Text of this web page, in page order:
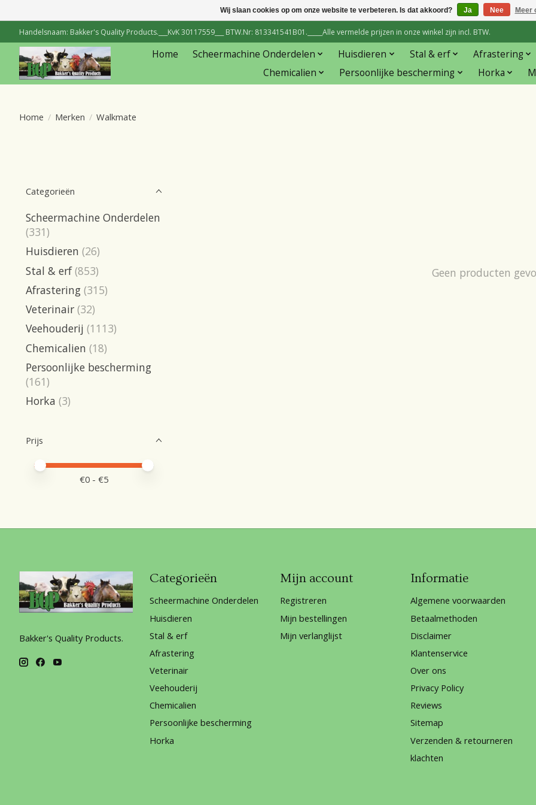
Handelsnaam: Bakker's Quality Products.___KvK 30117559___ BTW.Nr: 813341541B01._____Alle vermelde prijzen in onze winkel zijn incl. BTW.
Home Scheermachine Onderdelen Huisdieren Stal & erf Afrastering
Chemicalien
Persoonlijke bescherming Horka
Home / Merken / Walkmate
Categorieën
Scheermachine Onderdelen
(331)
Huisdieren (26)
Stal & erf (853)
Afrastering (315)
Veterinair (32)
Veehouderij (1113)
Chemicalien (18)
Persoonlijke bescherming
(161)
Horka (3)
Prijs
Minimale prijswaarde
Price maximum value
€0 - €5
Geen producten
Bakker's Quality Products.
Categorieën
Scheermachine Onderdelen
Huisdieren
Stal & erf
Afrastering
Veterinair
Veehouderij
Chemicalien
Persoonlijke bescherming
Horka
Mijn account
Registreren
Mijn bestellingen
Mijn verlanglijst
Informatie
Algemene voorwaarden
Betaalmethoden
Disclaimer
Klantenservice
Over ons
Privacy Policy
Reviews
Sitemap
Verzenden & retourneren
klachten
Wij slaan cookies op om onze website te verbeteren. Is dat akkoord? Ja Nee Meer